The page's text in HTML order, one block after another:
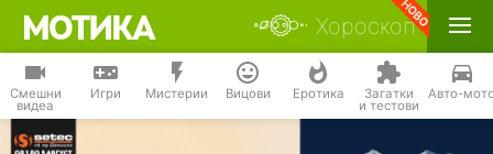
Хороскоп
Смешни
видеа
Игри Мистерии Вицови Еротика Загатки
и тестови
Авто-